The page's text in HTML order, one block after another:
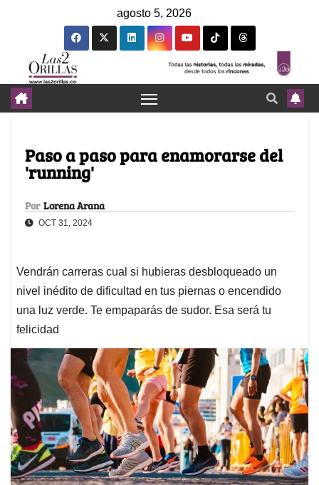
agosto 5, 2026
Paso a paso para enamorarse del
'running'
Por Lorena Arana
OCT 31, 2024
Vendrán carreras cual si hubieras desbloqueado un
nivel inédito de dificultad en tus piernas o encendido
una luz verde. Te empaparás de sudor. Esa será tu
felicidad